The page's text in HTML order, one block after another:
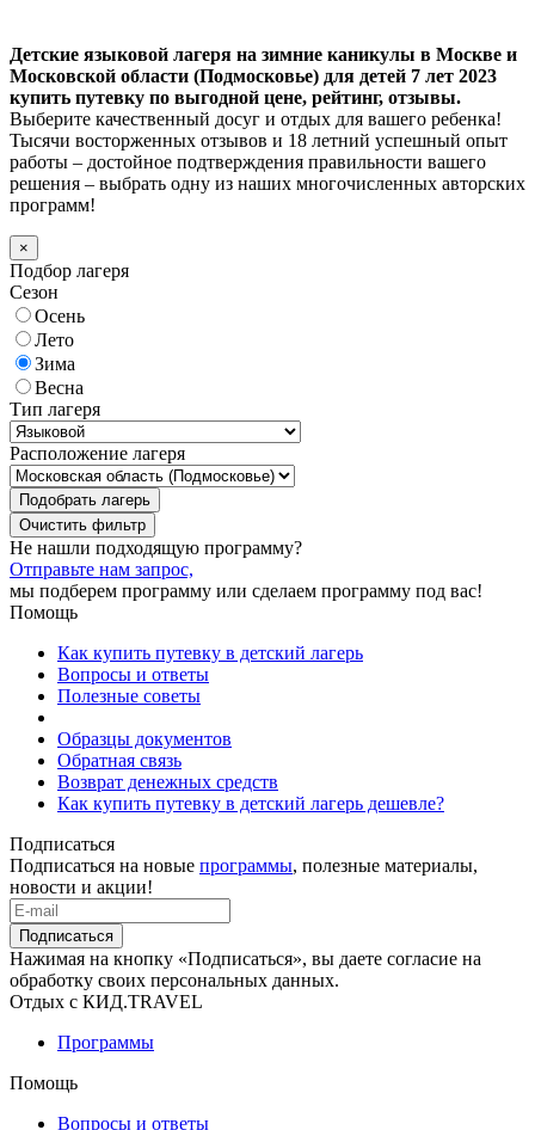
Детские языковой лагеря на зимние каникулы в Москве и
Московской области (Подмосковье) для детей 7 лет 2023
купить путевку по выгодной цене, рейтинг, отзывы.
Выберите качественный досуг и отдых для вашего ребенка!
Тысячи восторженных отзывов и 18 летний успешный опыт
работы – достойное подтверждения правильности вашего
решения – выбрать одну из наших многочисленных авторских
программ!
×
Подбор лагеря
Сезон
Осень
Лето
Зима
Весна
Тип лагеря
Расположение лагеря
Подобрать лагерь
Не нашли подходящую программу?
Отправьте нам запрос,
мы подберем программу или сделаем программу под вас!
Помощь
Как купить путевку в детский лагерь
Вопросы и ответы
Полезные советы
Образцы документов
Обратная связь
Возврат денежных средств
Как купить путевку в детский лагерь дешевле?
Подписаться
Подписаться на новые программы, полезные материалы,
новости и акции!
Подписаться
Нажимая на кнопку «Подписаться», вы даете согласие на
обработку своих персональных данных.
Отдых с КИД.TRAVEL
Программы
Помощь
Вопросы и ответы